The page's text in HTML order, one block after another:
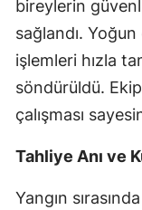
bireylerin güvenli
sağlandı.
işlemleri hızla
söndürüldü.
çalışması
Tahliye Anı ve
Yangın